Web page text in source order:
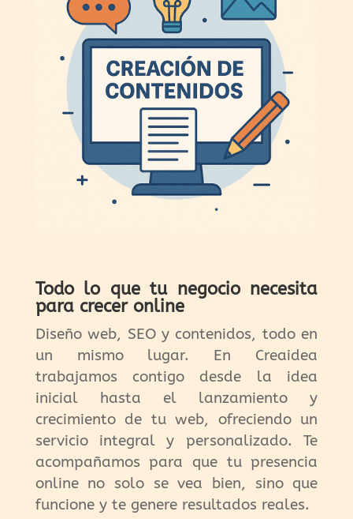
Todo lo que tu negocio necesita
para crecer online
Diseño web, SEO y contenidos, todo en
un mismo lugar. En Creaidea
trabajamos contigo desde la idea
inicial hasta el lanzamiento y
crecimiento de tu web, ofreciendo un
servicio integral y personalizado. Te
acompañamos para que tu presencia
online no solo se vea bien, sino que
funcione y te genere resultados reales.